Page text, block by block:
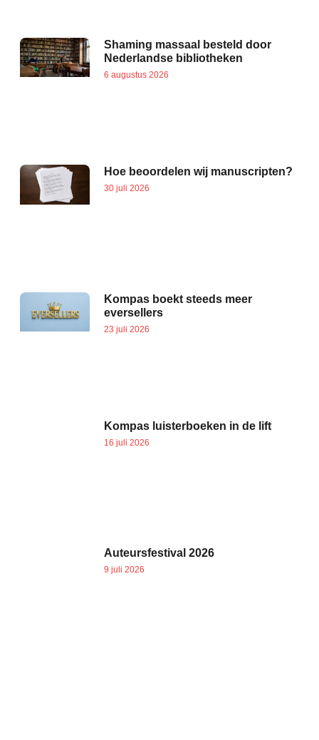
Shaming massaal besteld door
Nederlandse bibliotheken
6 augustus 2026
Hoe beoordelen wij manuscripten?
30 juli 2026
Kompas boekt steeds meer
eversellers
23 juli 2026
Kompas luisterboeken in de lift
16 juli 2026
Auteursfestival 2026
9 juli 2026